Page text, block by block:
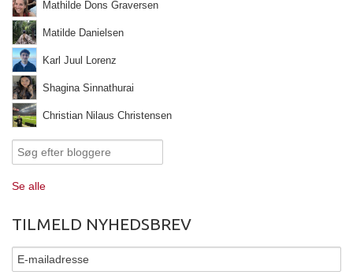
Mathilde Dons Graversen
Matilde Danielsen
Karl Juul Lorenz
Shagina Sinnathurai
Christian Nilaus Christensen
Se alle
TILMELD NYHEDSBREV